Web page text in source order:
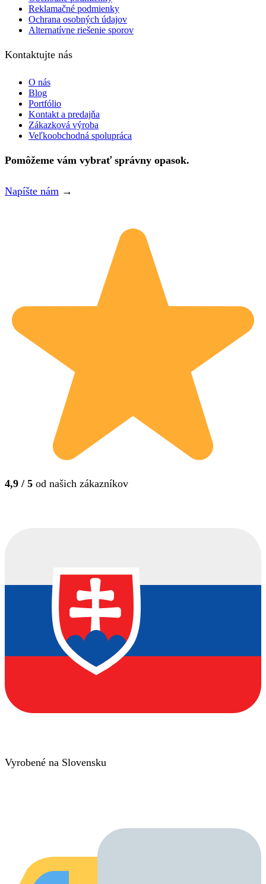
Reklamačné podmienky
Ochrana osobných údajov
Alternatívne riešenie sporov
Kontaktujte nás
O nás
Blog
Portfólio
Kontakt a predajňa
Zákazková výroba
Veľkoobchodná spolupráca
Pomôžeme vám vybrať správny opasok.
Napíšte nám →
4,9 / 5 od našich zákazníkov
Vyrobené na Slovensku